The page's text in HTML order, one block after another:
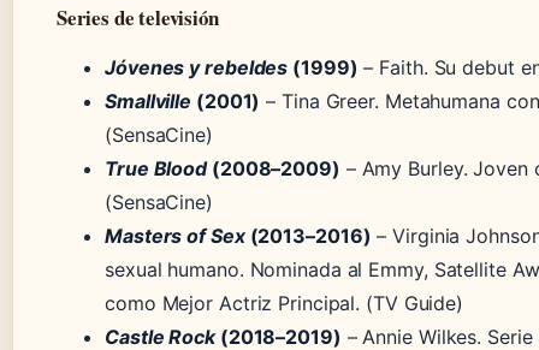
Series de televisión
Jóvenes y rebeldes (1999) – Faith. Su debut
Smallville (2001) – Tina Greer. Metahumana
(SensaCine)
True Blood(2008–2009) – Amy Burley.
(SensaCine)
Masters of Sex(2013–2016) – Virginia
sexual humano. Nominada al Emmy, Satellite
como Mejor Actriz Principal. (TV Guide)
Castle Rock(2018–2019) – Annie Wilkes.